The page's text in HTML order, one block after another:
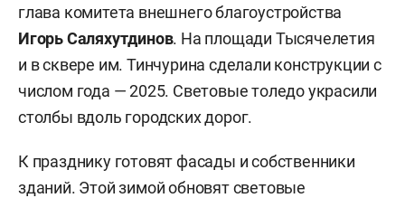
глава комитета внешнего благоустройства
Игорь Саляхутдинов. На площади Тысячелетия
и в сквере им. Тинчурина сделали конструкции с
числом года — 2025. Световые толедо украсили
столбы вдоль городских дорог.
К празднику готовят фасады и собственники
зданий. Этой зимой обновят световые